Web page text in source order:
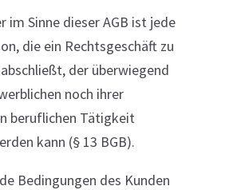
im Sinne dieser AGB ist jede
die ein Rechtsgeschäft zu
der überwiegend
noch ihrer
beruflichen Tätigkeit
kann (§ 13 BGB).
Bedingungen des Kunden